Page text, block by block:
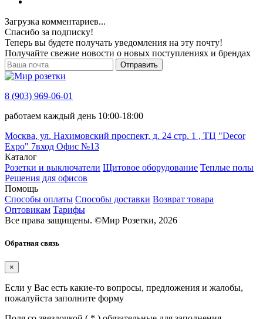
Загрузка комментариев...
Спасибо за подписку!
Теперь вы будете получать уведомления на эту почту!
Получайте свежие новости о новых поступлениях и брендах
Отправить
8 (903) 969-06-01
работаем каждый день 10:00-18:00
Москва, ул. Нахимовский проспект, д. 24 стр. 1 , ТЦ "Decor
Expo" 7вход Офис №13
Каталог
Розетки и выключатели Щитовое оборудование Теплые полы
Решения для офисов
Помощь
Способы оплаты Способы доставки Возврат товара
Оптовикам Тарифы
Все права защищены. ©Мир Розетки, 2026
Обратная связь
×
Если у Вас есть какие-то вопросы, предложения и жалобы,
пожалуйста заполните форму